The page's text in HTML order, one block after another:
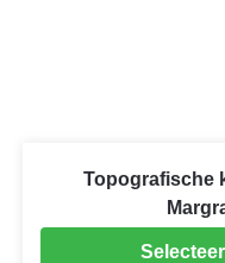
Topografische